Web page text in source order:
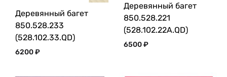
Деревянный багет
850.528.233
(528.102.33.QD)
6200₽
Деревянный багет
850.528.221
(528.102.22A.QD)
6500₽